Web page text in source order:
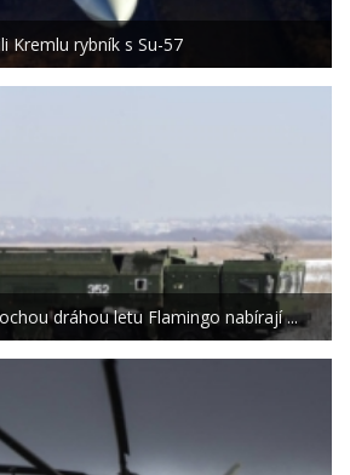
Kremlu rybník s Su-57
dráhou letu Flamingo nabírají ...